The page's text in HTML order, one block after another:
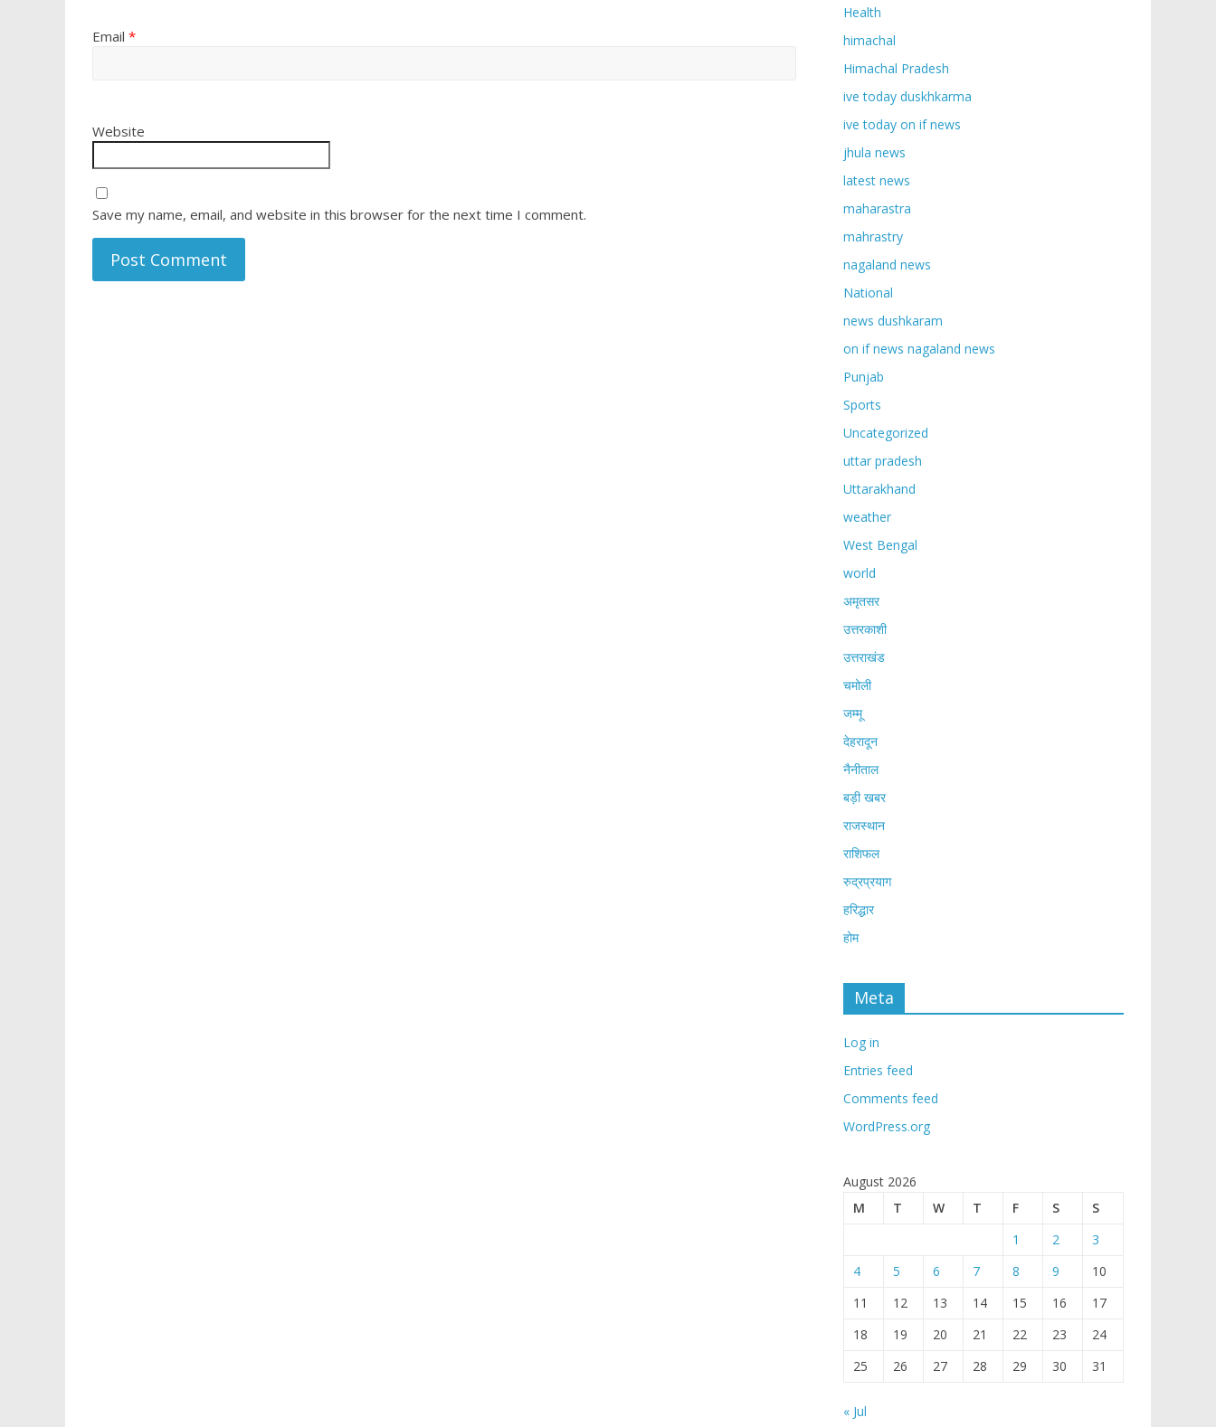
Email *
Website
Save my name, email, and website in this browser for the next time I comment.
Health
himachal
Himachal Pradesh
ive today duskhkarma
ive today on if news
jhula news
latest news
maharastra
mahrastry
nagaland news
National
news dushkaram
on if news nagaland news
Punjab
Sports
Uncategorized
uttar pradesh
Uttarakhand
weather
West Bengal
world
अमृतसर
उत्तरकाशी
उत्तराखंड
चमोली
जम्मू
देहरादून
नैनीताल
बड़ी खबर
राजस्थान
राशिफल
रुद्रप्रयाग
हरिद्धार
होम
Meta
Log in
Entries feed
Comments feed
WordPress.org
August 2026
M
T W T F S
S
1
2
3
4
5 6 7 8 9
10
11
12 13 14 15 16
17
18
19 20 21 22 23
24
25
26 27 28 29 30 31
« Jul